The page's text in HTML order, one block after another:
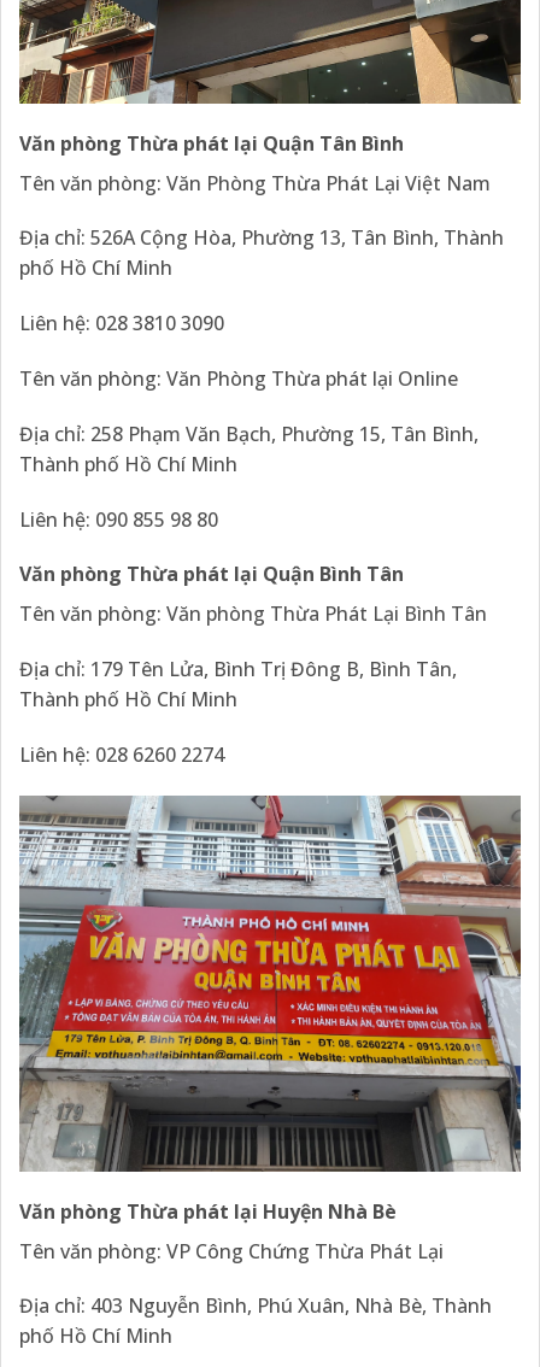
Văn phòng Thừa phát lại Quận Tân Bình
Tên văn phòng: Văn Phòng Thừa Phát Lại Việt Nam
Địa chỉ: 526A Cộng Hòa, Phường 13, Tân Bình, Thành
phố Hồ Chí Minh
Liên hệ: 028 3810 3090
Tên văn phòng: Văn Phòng Thừa phát lại Online
Địa chỉ: 258 Phạm Văn Bạch, Phường 15, Tân Bình,
Thành phố Hồ Chí Minh
Liên hệ: 090 855 98 80
Văn phòng Thừa phát lại Quận Bình Tân
Tên văn phòng: Văn phòng Thừa Phát Lại Bình Tân
Địa chỉ: 179 Tên Lửa, Bình Trị Đông B, Bình Tân,
Thành phố Hồ Chí Minh
Liên hệ: 028 6260 2274
Văn phòng Thừa phát lại Huyện Nhà Bè
Tên văn phòng: VP Công Chứng Thừa Phát Lại
Địa chỉ: 403 Nguyễn Bình, Phú Xuân, Nhà Bè, Thành
phố Hồ Chí Minh